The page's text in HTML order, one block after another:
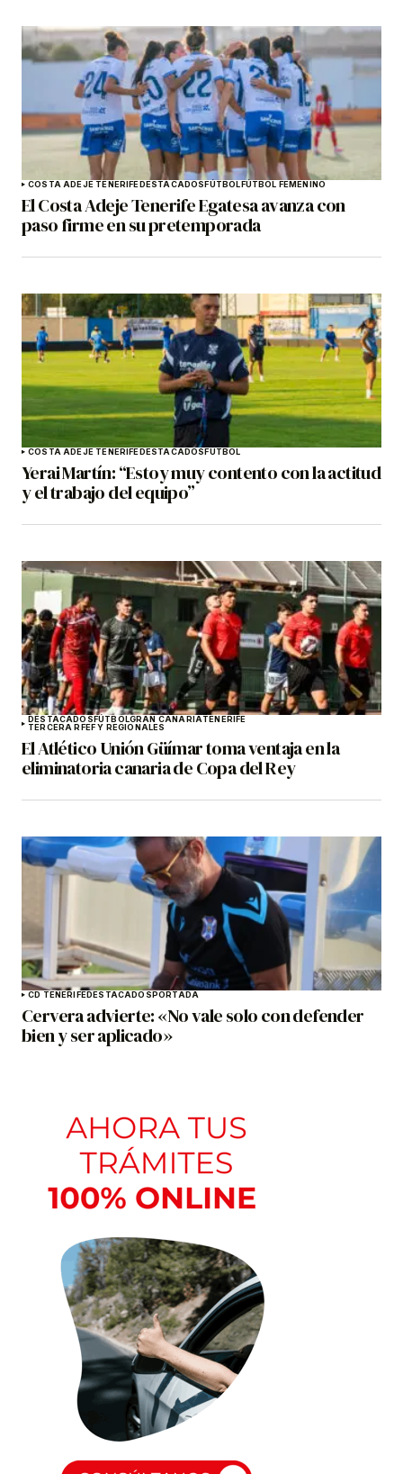
COSTA ADEJE TENERIFEDESTACADOSFÚTBOLFÚTBOL FEMENINO
El Costa Adeje Tenerife Egatesa avanza con
paso firme en su pretemporada
COSTA ADEJE TENERIFEDESTACADOSFÚTBOL
Yerai Martín: “Estoy muy contento con la actitud
y el trabajo del equipo”
DESTACADOSFÚTBOLGRAN CANARIATENERIFE
TERCERA RFEF Y REGIONALES
El Atlético Unión Güímar toma ventaja en la
eliminatoria canaria de Copa del Rey
CD TENERIFEDESTACADOSPORTADA
Cervera advierte: «No vale solo con defender
bien y ser aplicado»